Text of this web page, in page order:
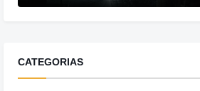
CATEGORIAS